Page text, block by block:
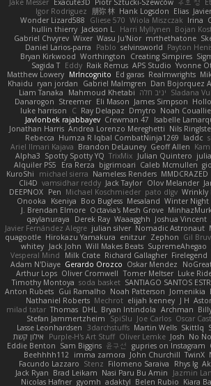
Jake Messer Exacute3D Piotr Sztucki-Szewców 주호 정
Igor Rodriguez 朋弥 林 Hank Logsdon Elias
Wonder Lizard588
Gliese 570 Wiola Miszczak Irina
hullin thierry Jackson L. Harri Myllynen Bojan
Gabriel Chvyrev Wixer Wasu Ju'Nior mrthethatone
Daniel Larios-parra
Pablo selvinsworld Payton
Bryan Kirkwood Worthington Creating Simpires
Sagida T Eddy Raik Remus APS Studio Yvonne
Matthew Lowery MrIncognito Ed garas Realmwrights
Khaidu ryan jordan Gabriel Malmgren Dan Bojorquez
Liam Tanaka
Mahmoud Khetabi יניב חלה Sladana
Danarogon Streemer Eli Mason James Simpson
luke harrison
C Ray Delapaz Dmytro Noah
Javlonbek rajabbayev Crewman 47 Isabelle
Jonathan Harris Andrea Lorenzo Mereghetti Nils
Rebecca Humza R Iqbal CombatNinja1269 laddc
Ariel Ilmari Kajava Brandon DeLauney Geoff Allen
Alpha3 Spotty Spotty YQ TrixMix Julian Quintero
Alquiler PS5
Era Rerza bjgrimoari Caleb Mcmullen
KuroShi
michael sierra Nameless Renders MMDCRAZED
Cli4D vamsidhar reddy Jack Taylor Olov Melander
DEEPNOX Pen Michael Koschmieder pato dlgv Wrinkly
Onooka
Kseniya Boo Bugless Mesaland Winter Night
J. Brendan Elmore Octavia's Mesh Grove
qaylanuraya
Derek Ray Waaagghh Joshua Vincent
Javier Fernández Alegre julian silver Nomadic Astronaut
quagootle Hirokazu Yamakura enitzur Zephon Gil
whitey Jack John Will Makes Beats SupremeAhegao
Vesperal Mind
Milk Crate Richard Gallagher Firelegend
Adam N'Diaye Gerardo Orozco Oskar Mendez
Arthur Lops Oliver Cromwell Tomer Meltser Luke
Timothy Montoya soda basket SANTIAGO SANTOS
Anton Rubets Gui Ramalho Noah Patterson Jomenikia
Nathaniel Roberts Mechrot elijah kenney J H
milad tatar Thomas DHL Bryan Intindola Archman
Stefan Jammertzheim
SpiSlu Joe Carlos Oscar
Lasse Leonhardsen 3darchstuffs Martin Wells Skittlq
אילון קשת
Purple-H's Art Stuff Oliver Lemke Josh No No
Eddie Benton Sam Biggins 윤구선 gupries on Instagram
Beehhhh112 imma zamora John Churchill TwinX
Facundo Lazzaro Stenz Filomeno Saraiva Rhys lg
Jack Ryan Brad Leikam Nasi Paru Bu Amin Jazmin
Nicolas Hafner gyomh adaktyl Belen Rubio Kiara